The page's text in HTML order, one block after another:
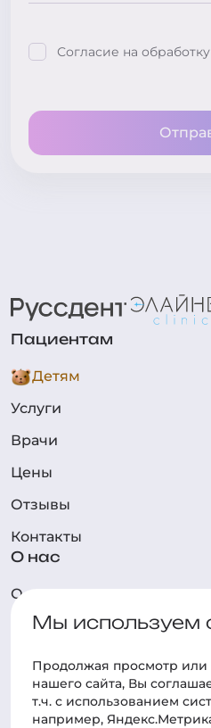
Согласие на обработку
Пациентам
Детям
Услуги
Врачи
Цены
Отзывы
Контакты
О нас
О клинике
Технологии
Новости
Фотогалерея
Наука
Мы используем
Продолжая просмотр или
нашего cайта, Вы
т.ч. с использованием
например,